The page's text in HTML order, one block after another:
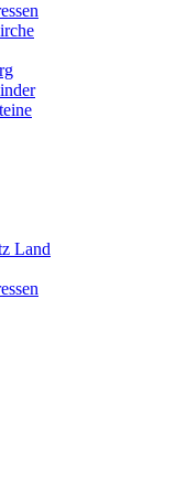
Land